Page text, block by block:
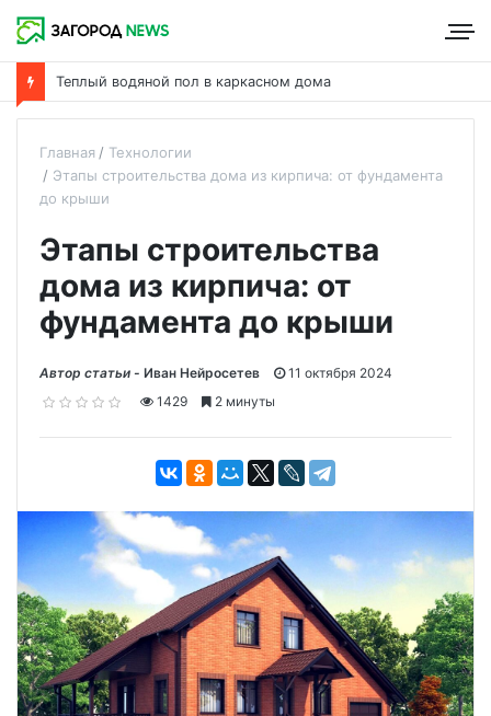
Теплый водяной пол в каркасном дома
Главная
Технологии
Этапы строительства дома из кирпича: от фундамента
до крыши
Этапы строительства
дома из кирпича: от
фундамента до крыши
Автор статьи - Иван Нейросетев
11 октября 2024
1429
2 минуты